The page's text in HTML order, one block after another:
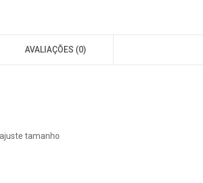
AVALIAÇÕES (0)
tamanho